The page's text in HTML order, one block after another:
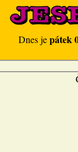
Dnes jepátek